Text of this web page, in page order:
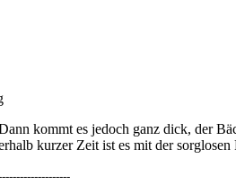
kommt es jedoch ganz dick, der
kurzer Zeit ist es mit der sorglosen